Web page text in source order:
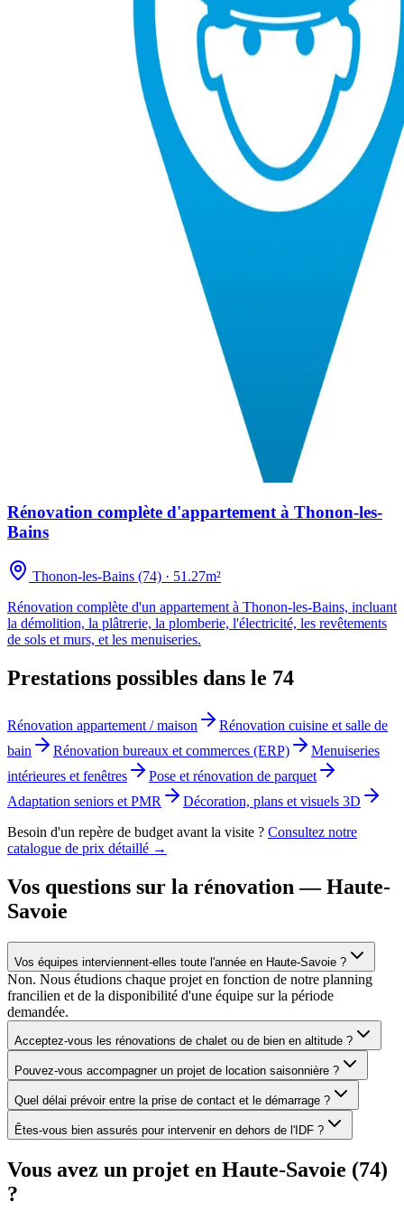
Rénovation complète d'appartement à Thonon-les-
Bains
Thonon-les-Bains (74) · 51.27m²
Rénovation complète d'un appartement à Thonon-les-Bains, incluant
la démolition, la plâtrerie, la plomberie, l'électricité, les revêtements
de sols et murs, et les menuiseries.
Prestations possibles dans le 74
Rénovation appartement / maison
Rénovation cuisine et salle de
bain
Rénovation bureaux et commerces (ERP)
Menuiseries
intérieures et fenêtres
Pose et rénovation de parquet
Adaptation seniors et PMR
Décoration, plans et visuels 3D
Besoin d'un repère de budget avant la visite ? Consultez notre
catalogue de prix détaillé →
Vos questions sur la rénovation — Haute-
Savoie
Vos équipes interviennent-elles toute l'année en Haute-Savoie ?
Non. Nous étudions chaque projet en fonction de notre planning
francilien et de la disponibilité d'une équipe sur la période
demandée.
Acceptez-vous les rénovations de chalet ou de bien en altitude ?
Pouvez-vous accompagner un projet de location saisonnière ?
Quel délai prévoir entre la prise de contact et le démarrage ?
Êtes-vous bien assurés pour intervenir en dehors de l'IDF ?
Vous avez un projet en Haute-Savoie (74)
?